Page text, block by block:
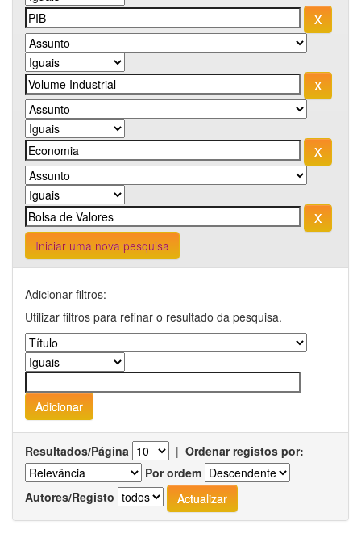
Iniciar uma nova pesquisa
Adicionar filtros:
Utilizar filtros para refinar o resultado da pesquisa.
Resultados/Página | Ordenar registos por:
Por ordem
Autores/Registo